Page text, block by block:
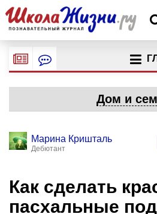
Дом и
Марина Кришталь
Дебютант
Как сделать
пасхальные